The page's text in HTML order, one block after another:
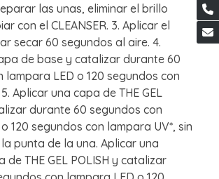
las unas, eliminar el brillo
con el CLEANSER. 3. Aplicar el
secar 60 segundos al aire. 4.
de base y catalizar durante 60
lampara LED o 120 segundos con
Aplicar una capa de THE GEL
durante 60 segundos con
120 segundos con lampara UV*, sin
punta de la una. Aplicar una
de THE GEL POLISH y catalizar